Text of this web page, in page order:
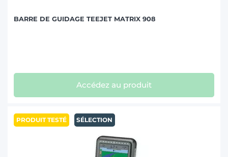
BARRE DE GUIDAGE TEEJET MATRIX 908
Accédez au produit
PRODUIT TESTÉ SÉLECTION